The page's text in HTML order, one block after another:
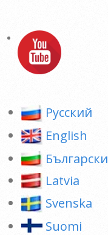
Pусский
English
Български
Latvia
Svenska
Suomi